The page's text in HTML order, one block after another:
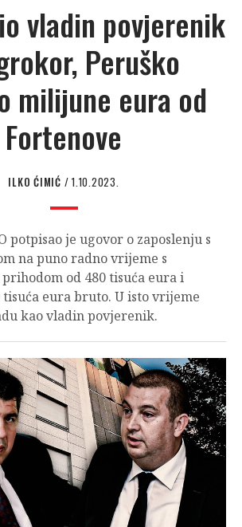
vladin povjerenik
Peruško
milijune eura od
Fortenove
ILKO ĆIMIĆ / 1.10.2023.
potpisao je ugovor o zaposlenju s
na puno radno vrijeme s
od 480 tisuća eura i
tisuća eura bruto. U isto vrijeme
kao vladin povjerenik.